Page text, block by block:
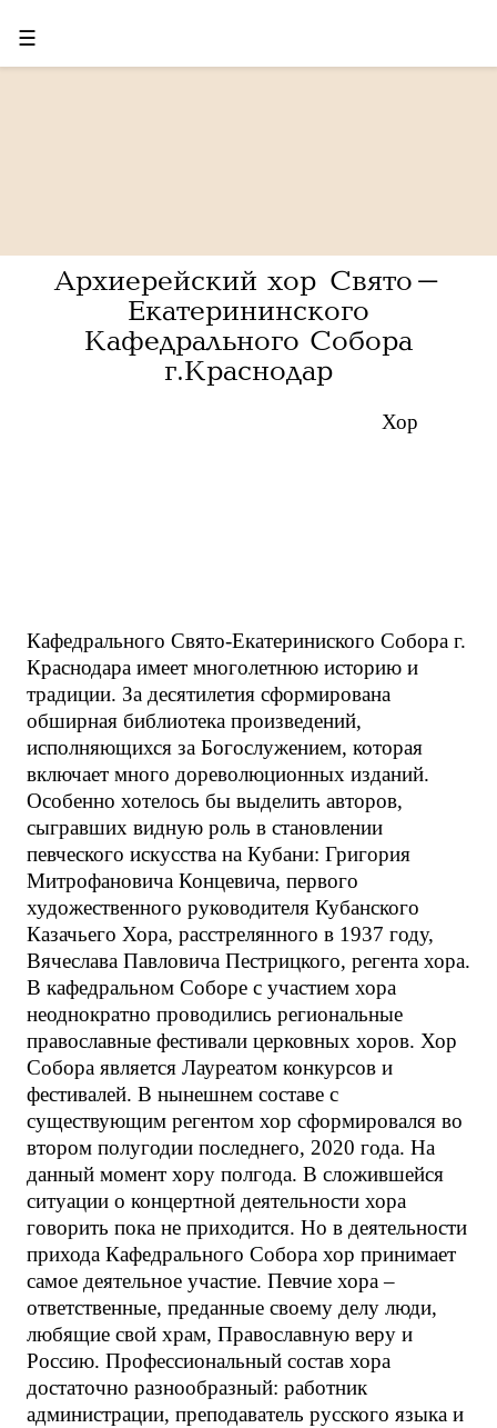
☰
Архиерейский хор Свято-
Екатерининского
Кафедрального Собора
г.Краснодар
Хор
Кафедрального Свято-Екатериниского Собора г.
Краснодара имеет многолетнюю историю и
традиции. За десятилетия сформирована
обширная библиотека произведений,
исполняющихся за Богослужением, которая
включает много дореволюционных изданий.
Особенно хотелось бы выделить авторов,
сыгравших видную роль в становлении
певческого искусства на Кубани: Григория
Митрофановича Концевича, первого
художественного руководителя Кубанского
Казачьего Хора, расстрелянного в 1937 году,
Вячеслава Павловича Пестрицкого, регента хора.
В кафедральном Соборе с участием хора
неоднократно проводились региональные
православные фестивали церковных хоров. Хор
Собора является Лауреатом конкурсов и
фестивалей. В нынешнем составе с
существующим регентом хор сформировался во
втором полугодии последнего, 2020 года. На
данный момент хору полгода. В сложившейся
ситуации о концертной деятельности хора
говорить пока не приходится. Но в деятельности
прихода Кафедрального Собора хор принимает
самое деятельное участие. Певчие хора –
ответственные, преданные своему делу люди,
любящие свой храм, Православную веру и
Россию. Профессиональный состав хора
достаточно разнообразный: работник
администрации, преподаватель русского языка и